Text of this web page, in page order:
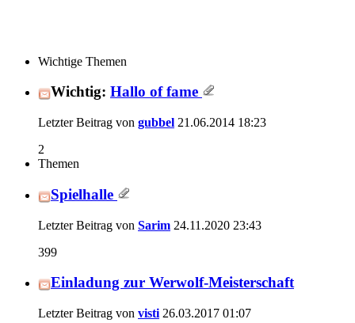
Wichtige Themen
Wichtig: Hallo of fame
Letzter Beitrag von gubbel 21.06.2014 18:23
2
Themen
Spielhalle
Letzter Beitrag von Sarim 24.11.2020 23:43
399
Einladung zur Werwolf-Meisterschaft
Letzter Beitrag von visti 26.03.2017 01:07